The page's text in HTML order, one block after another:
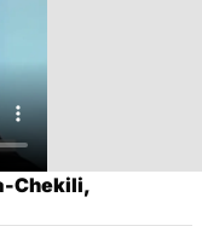
Chekili,